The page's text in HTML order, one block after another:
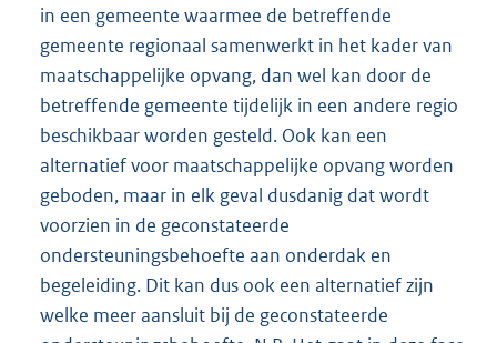
in een gemeente waarmee de betreffende
gemeente regionaal samenwerkt in het kader van
maatschappelijke opvang, dan wel kan door de
betreffende gemeente tijdelijk in een andere regio
beschikbaar worden gesteld. Ook kan een
alternatief voor maatschappelijke opvang worden
geboden, maar in elk geval dusdanig dat wordt
voorzien in de geconstateerde
ondersteuningsbehoefte aan onderdak en
begeleiding. Dit kan dus ook een alternatief zijn
welke meer aansluit bij de geconstateerde